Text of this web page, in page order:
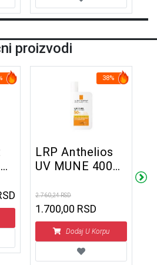
proizvodi
38%
LRP Anthelios
UV MUNE 400
SPF50+ 50 ml
2.760,24 RSD
1.700,00 RSD
Dodaj U Korpu